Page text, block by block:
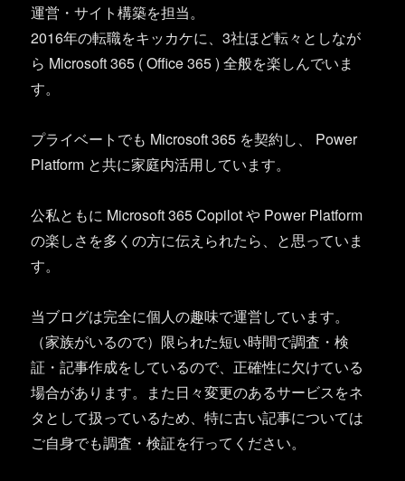
運営・サイト構築を担当。
2016年の転職をキッカケに、3社ほど転々としなが
ら Microsoft 365 ( Office 365 ) 全般を楽しんでいま
す。
プライベートでも Microsoft 365 を契約し、 Power
Platform と共に家庭内活用しています。
公私ともに Microsoft 365 Copilot や Power Platform
の楽しさを多くの方に伝えられたら、と思っていま
す。
当ブログは完全に個人の趣味で運営しています。
（家族がいるので）限られた短い時間で調査・検
証・記事作成をしているので、正確性に欠けている
場合があります。また日々変更のあるサービスをネ
タとして扱っているため、特に古い記事については
ご自身でも調査・検証を行ってください。